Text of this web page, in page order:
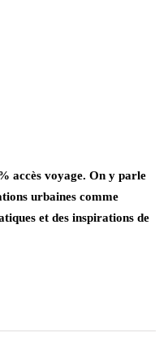
accès voyage. On y parle
urbaines comme
et des inspirations de